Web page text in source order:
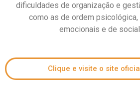
dificuldades de organização e
como as de ordem
emocionais e de
Clique e visite o site